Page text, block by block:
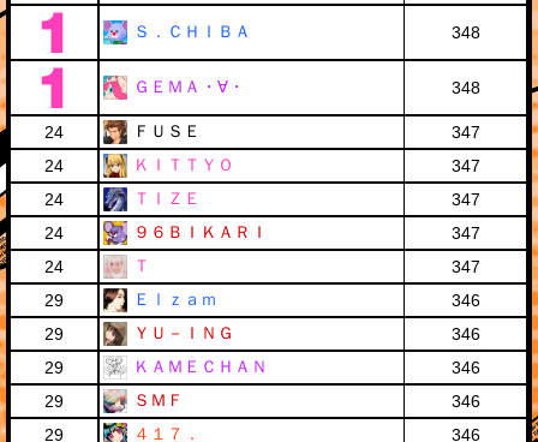
Ｓ．ＣＨＩＢＡ 348
ＧＥＭＡ・∀・ 348
24 ＦＵＳＥ
347
24
ＫＩＴＴＹＯ
347
24
ＴＩＺＥ
347
24
９６ＢＩＫＡＲＩ
347
24
Ｔ
347
29
Ｅｌｚａｍ
346
29
ＹＵ－ＩＮＧ
346
29
ＫＡＭＥＣＨＡＮ
346
29
ＳＭＦ
346
29
４１７． 346